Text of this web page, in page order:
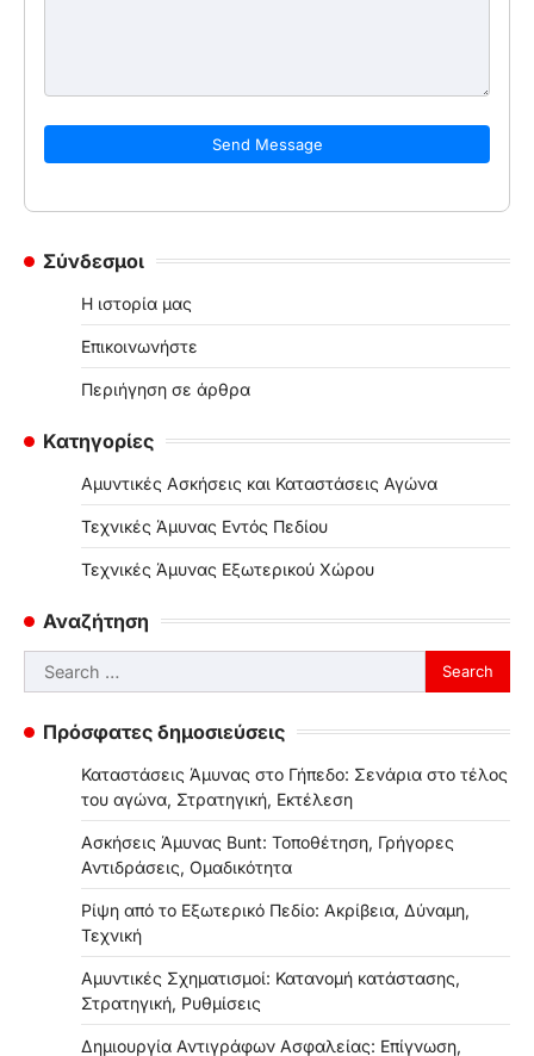
Send Message
Σύνδεσμοι
Η ιστορία μας
Επικοινωνήστε
Περιήγηση σε άρθρα
Κατηγορίες
Αμυντικές Ασκήσεις και Καταστάσεις Αγώνα
Τεχνικές Άμυνας Εντός Πεδίου
Τεχνικές Άμυνας Εξωτερικού Χώρου
Αναζήτηση
Search
for:
Πρόσφατες δημοσιεύσεις
Καταστάσεις Άμυνας στο Γήπεδο: Σενάρια στο τέλος
του αγώνα, Στρατηγική, Εκτέλεση
Ασκήσεις Άμυνας Bunt: Τοποθέτηση, Γρήγορες
Αντιδράσεις, Ομαδικότητα
Ρίψη από το Εξωτερικό Πεδίο: Ακρίβεια, Δύναμη,
Τεχνική
Αμυντικές Σχηματισμοί: Κατανομή κατάστασης,
Στρατηγική, Ρυθμίσεις
Δημιουργία Αντιγράφων Ασφαλείας: Επίγνωση,